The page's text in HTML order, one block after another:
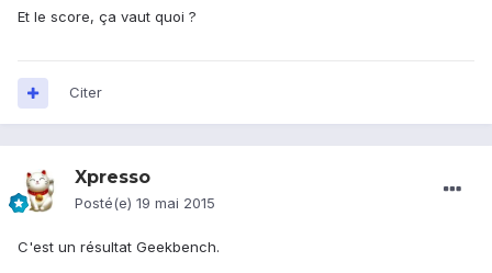
Et le score, ça vaut quoi ?
Citer
Xpresso
Posté(e) 19 mai 2015
C'est un résultat Geekbench.